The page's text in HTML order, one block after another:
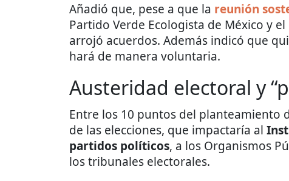
Añadió que, pese a que la reunión
Partido Verde Ecologista de México y
arrojó acuerdos. Además indicó que
hará de manera voluntaria.
Austeridad electoral y
Entre los 10 puntos del planteamiento
de las elecciones, que impactaría al
partidos políticos, a los Organismos
los tribunales electorales.